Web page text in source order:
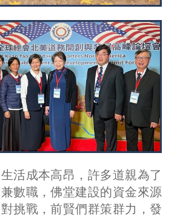
活成本高昂，許多道親為了
數職，佛堂建設的資金來源
挑戰，前賢們群策群力，發